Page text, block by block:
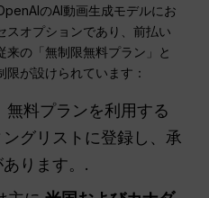
のAI動画生成モデルにお
スオプションであり、前払い
来の「無制限無料プラン」と
が設けられています：
無料プランを利用する
グリストに登録し、承
ります。.